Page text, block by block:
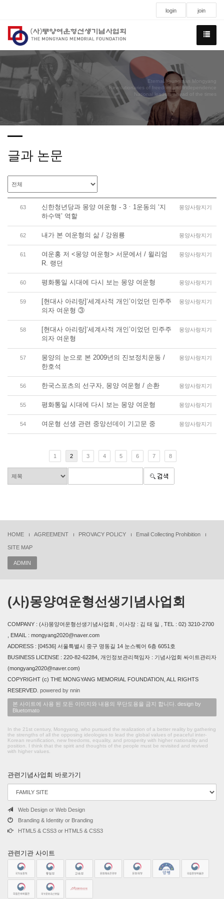
login join
Eternal Youngman Mongyang
Revolutionaries of freedom and independence
National leaders ahead of the times
글과 논문
63
신한청년당과 몽양 여운형 - 3ㆍ1운동의 ‘지
하수맥’ 역할
몽양사랑지기
62 내가 본 여운형의 삶 / 강원룡 몽양사랑지기
61
여운홍 저 <몽양 여운형> 서문에서 / 윌리엄
R. 랭던
몽양사랑지기
60 평화통일 시대에 다시 보는 몽양 여운형 몽양사랑지기
59
[현대사 아리랑]‘세계사적 개인’이었던 민주주
의자 여운형 ③
몽양사랑지기
58
[현대사 아리랑]‘세계사적 개인’이었던 민주주
의자 여운형
몽양사랑지기
57
몽양의 눈으로 본 2009년의 진보정치운동 /
한호석
몽양사랑지기
56 한국스포츠의 선구자, 몽양 여운형 / 손환 몽양사랑지기
55 평화통일 시대에 다시 보는 몽양 여운형 몽양사랑지기
54 여운형 선생 관련 중앙선데이 기고문 중 몽양사랑지기
1 2 3 4 5 6 7 8
HOME AGREEMENT PROVACY POLICY Email Collecting Prohibition
SITE MAP
ADMIN
(사)몽양여운형선생기념사업회
COMPANY : (사)몽양여운형선생기념사업회 , 이사장 : 김 태 일 , TEL : 02) 3210-2700
, EMAIL : mongyang2020@naver.com
ADDRESS : [04536] 서울특별시 중구 명동길 14 눈스퀘어 6층 6051호
BUSINESS LICENSE : 220-82-62284, 개인정보관리책임자 : 기념사업회 싸이트관리자
(mongyang2020@naver.com)
COPYRIGHT (c) THE MONGYANG MEMORIAL FOUNDATION, ALL RIGHTS
RESERVED. powered by nnin
본 사이트에 사용 된 모든 이미지와 내용의 무단도용을 금지 합니다. design by
Bluetomato
In the 21st century, Mongyang, who pursued the realization of a better reality by gathering
the strengths of all the opposing ideologies to lead the global values of peaceful inter-
Korean reunification, new freedoms, equality, and prosperity with higher nationality and
position. I think that the spirit and thoughts of the people must be revisited and revived
with higher values.
관련기념사업회 바로가기
Web Design or Web Design
Branding & Identity or Branding
HTML5 & CSS3 or HTML5 & CSS3
관련기관 사이트